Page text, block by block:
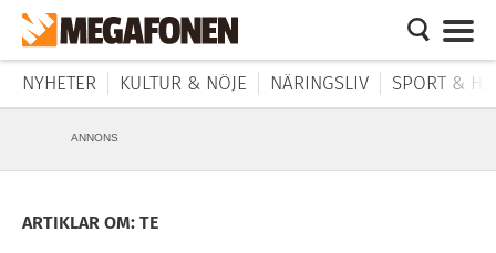
NYHETER KULTUR & NÖJE NÄRINGSLIV SPORT &
ANNONS
ARTIKLAR OM: TE